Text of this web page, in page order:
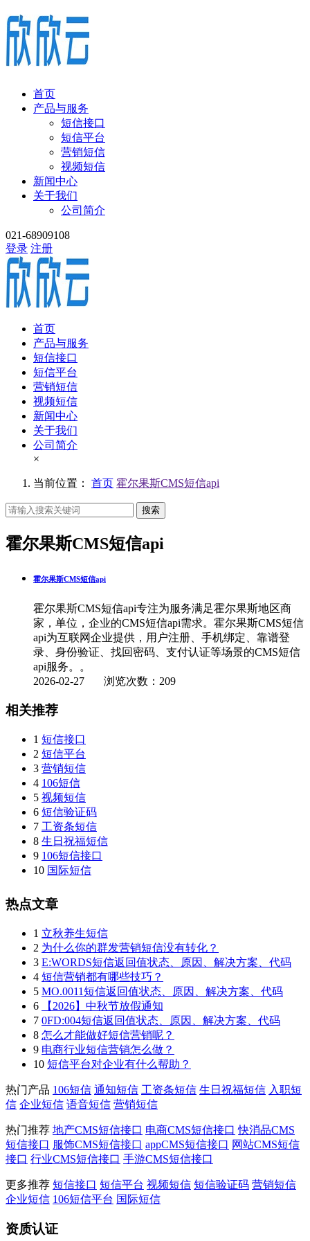
首页
产品与服务
短信接口
短信平台
营销短信
视频短信
新闻中心
关于我们
公司简介
021-68909108
登录 注册
首页
产品与服务
短信接口
短信平台
营销短信
视频短信
新闻中心
关于我们
公司简介
×
当前位置： 首页 霍尔果斯CMS短信api
搜索
霍尔果斯CMS短信api
霍尔果斯CMS短信api
霍尔果斯CMS短信api专注为服务满足霍尔果斯地区商
家，单位，企业的CMS短信api需求。霍尔果斯CMS短信
api为互联网企业提供，用户注册、手机绑定、靠谱登
录、身份验证、找回密码、支付认证等场景的CMS短信
api服务。。
2026-02-27 浏览次数：209
相关推荐
1 短信接口
2 短信平台
3 营销短信
4 106短信
5 视频短信
6 短信验证码
7 工资条短信
8 生日祝福短信
9 106短信接口
10 国际短信
热点文章
1 立秋养生短信
2 为什么你的群发营销短信没有转化？
3 E:WORDS短信返回值状态、原因、解决方案、代码
4 短信营销都有哪些技巧？
5 MO.0011短信返回值状态、原因、解决方案、代码
6
【2026】中秋节放假通知
7 0FD:004短信返回值状态、原因、解决方案、代码
8 怎么才能做好短信营销呢？
9 电商行业短信营销怎么做？
10 短信平台对企业有什么帮助？
热门产品 106短信 通知短信 工资条短信 生日祝福短信 入职短
信 企业短信 语音短信 营销短信
热门推荐 地产CMS短信接口 电商CMS短信接口 快消品CMS
短信接口 服饰CMS短信接口 appCMS短信接口 网站CMS短信
接口 行业CMS短信接口 手游CMS短信接口
更多推荐 短信接口 短信平台 视频短信 短信验证码 营销短信
企业短信 106短信平台 国际短信
资质认证